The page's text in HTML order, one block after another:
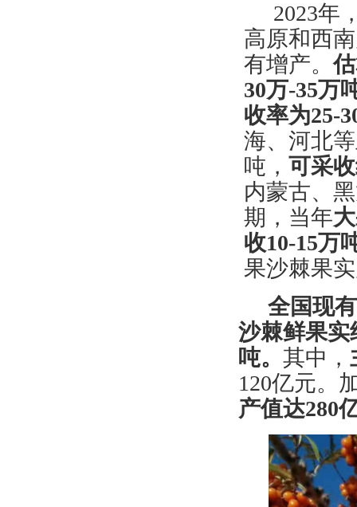
2023年
高原和西
有增产。
30万-35万
收率为25-
海、河北
吨， 可采
内蒙古、
期，当年
收10-15万
果沙棘果
全国现
沙棘鲜果实
吨。 其中，
120亿元。
产值达280